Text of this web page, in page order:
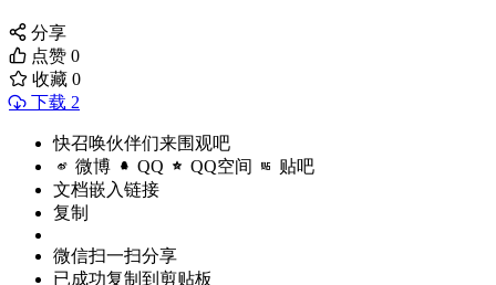
分享
点赞 0
收藏 0
下载 2
快召唤伙伴们来围观吧
微博 QQ QQ空间 贴吧
文档嵌入链接
复制
微信扫一扫分享
已成功复制到剪贴板